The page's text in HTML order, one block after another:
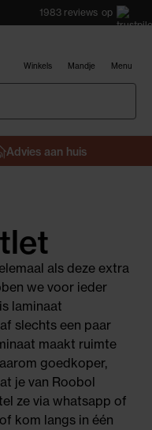
1983 reviews op
Winkels Mandje Menu
Advies aan huis
als deze extra
we voor ieder
laminaat
slechts een paar
maakt ruimte
goedkoper,
je van Roobol
ze via whatsapp of
kom langs in één